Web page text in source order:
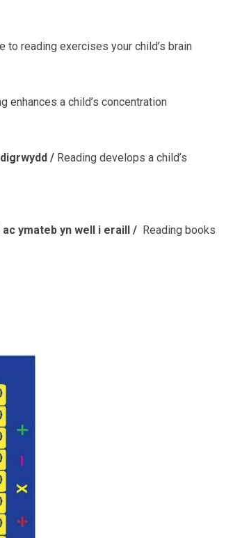
to reading exercises your child’s brain
enhances a child’s concentration
/ Reading develops a child’s
ymateb yn well i eraill / Reading books